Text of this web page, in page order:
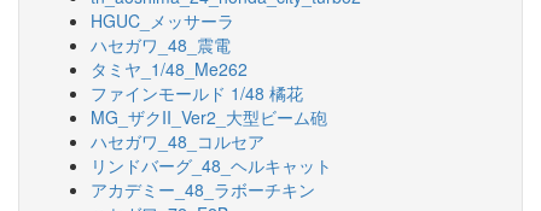
HGUC_メッサーラ
ハセガワ_48_震電
タミヤ_1/48_Me262
ファインモールド 1/48 橘花
MG_ザクII_Ver2_大型ビーム砲
ハセガワ_48_コルセア
リンドバーグ_48_ヘルキャット
アカデミー_48_ラボーチキン